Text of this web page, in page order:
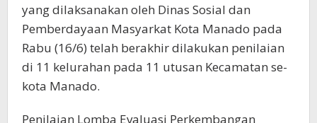
yang dilaksanakan oleh Dinas Sosial dan
Pemberdayaan Masyarkat Kota Manado pada
Rabu (16/6) telah berakhir dilakukan penilaian
di 11 kelurahan pada 11 utusan Kecamatan se-
kota Manado.
Penilaian Lomba Evaluasi Perkembangan